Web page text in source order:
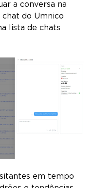
a conversa na
chat do Umnico
lista de chats
em tempo